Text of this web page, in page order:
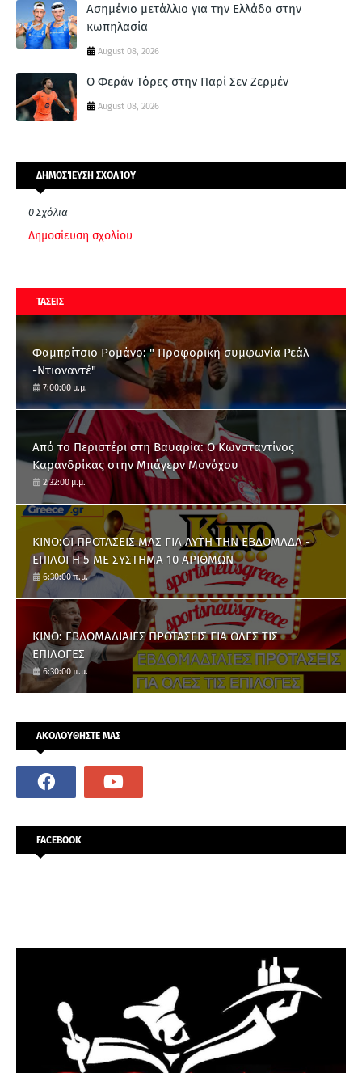
Ασημένιο μετάλλιο για την Ελλάδα στην
κωπηλασία
August 08, 2026
Ο Φεράν Τόρες στην Παρί Σεν Ζερμέν
August 08, 2026
ΔΗΜΟΣΊΕΥΣΗ ΣΧΟΛΊΟΥ
0 Σχόλια
Δημοσίευση σχολίου
ΤΑΣΕΙΣ
Φαμπρίτσιο Ρομάνο: " Προφορική συμφωνία Ρεάλ
-Ντιοναντέ"
7:00:00 μ.μ.
Από το Περιστέρι στη Βαυαρία: O Κωνσταντίνος
Καρανδρίκας στην Μπάγερν Μονάχου
2:32:00 μ.μ.
ΚΙΝΟ:ΟΙ ΠΡΟΤΑΣΕΙΣ ΜΑΣ ΓΙΑ ΑΥΤΗ ΤΗΝ ΕΒΔΟΜΑΔΑ -
ΕΠΙΛΟΓΗ 5 ΜΕ ΣΥΣΤΗΜΑ 10 ΑΡΙΘΜΩΝ
6:30:00 π.μ.
ΚΙΝΟ: ΕΒΔΟΜΑΔΙΑΙΕΣ ΠΡΟΤΑΣΕΙΣ ΓΙΑ ΟΛΕΣ ΤΙΣ
ΕΠΙΛΟΓΕΣ
6:30:00 π.μ.
ΑΚΟΛΟΥΘΗΣΤΕ ΜΑΣ
FACEBOOK